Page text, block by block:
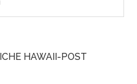
HAWAII-POST